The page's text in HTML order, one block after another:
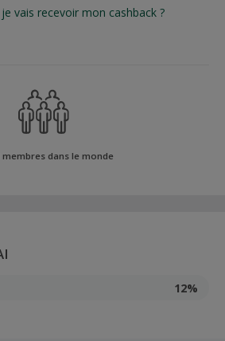
vais recevoir mon cashback ?
membres dans le monde
12%